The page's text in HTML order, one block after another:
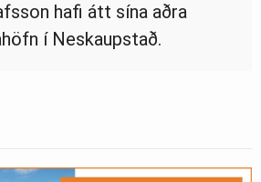
hafi átt sína aðra
í Neskaupstað.